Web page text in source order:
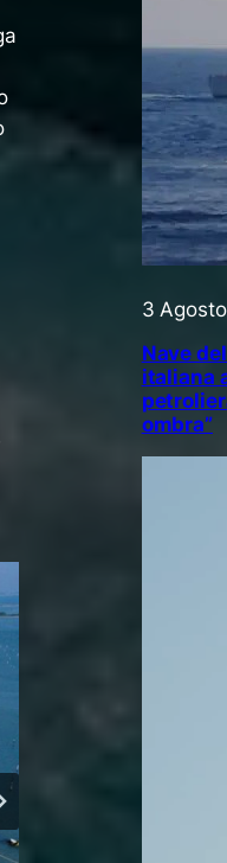
3
Nave
italiana
ombra”